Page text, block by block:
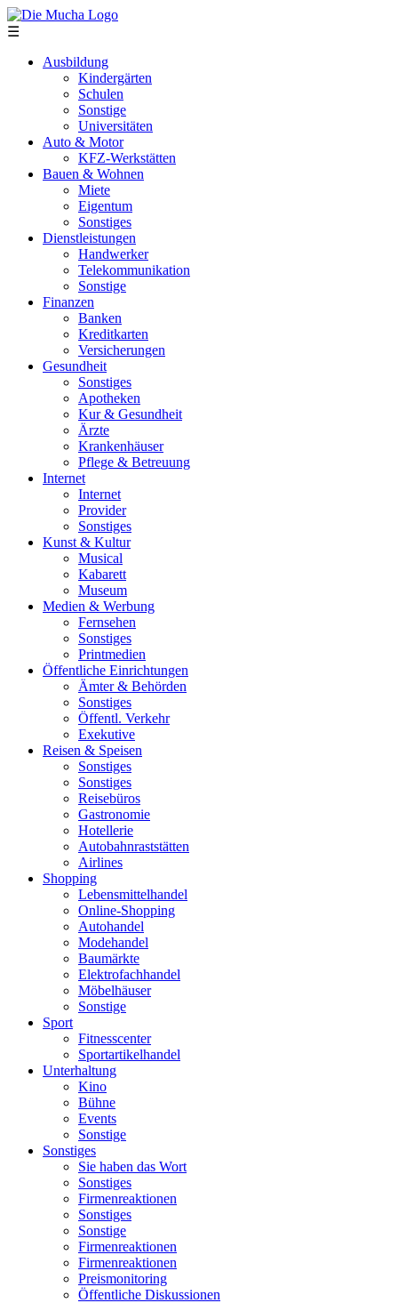
Direkt zum Inhalt
☰
Ausbildung
Kindergärten
Schulen
Sonstige
Universitäten
Auto & Motor
KFZ-Werkstätten
Bauen & Wohnen
Miete
Eigentum
Sonstiges
Dienstleistungen
Handwerker
Telekommunikation
Sonstige
Finanzen
Banken
Kreditkarten
Versicherungen
Gesundheit
Sonstiges
Apotheken
Kur & Gesundheit
Ärzte
Krankenhäuser
Pflege & Betreuung
Internet
Internet
Provider
Sonstiges
Kunst & Kultur
Musical
Kabarett
Museum
Medien & Werbung
Fernsehen
Sonstiges
Printmedien
Öffentliche Einrichtungen
Ämter & Behörden
Sonstiges
Öffentl. Verkehr
Exekutive
Reisen & Speisen
Sonstiges
Sonstiges
Reisebüros
Gastronomie
Hotellerie
Autobahnraststätten
Airlines
Shopping
Lebensmittelhandel
Online-Shopping
Autohandel
Modehandel
Baumärkte
Elektrofachhandel
Möbelhäuser
Sonstige
Sport
Fitnesscenter
Sportartikelhandel
Unterhaltung
Kino
Bühne
Events
Sonstige
Sonstiges
Sie haben das Wort
Sonstiges
Firmenreaktionen
Sonstiges
Sonstige
Firmenreaktionen
Firmenreaktionen
Preismonitoring
Öffentliche Diskussionen